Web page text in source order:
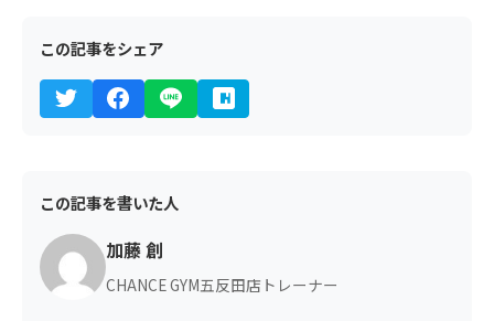
この記事をシェア
この記事を書いた人
加藤 創
CHANCE GYM五反田店トレーナー